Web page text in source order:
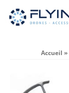
Accueil »